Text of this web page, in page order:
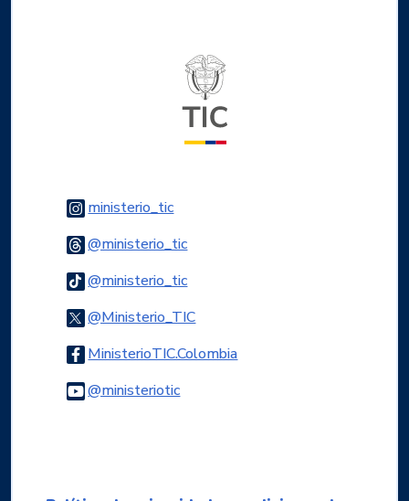
ministerio_ticLogo Instagram
@ministerio_ticLogo Threads
@ministerio_ticLogo Tiktok
@Ministerio_TICLogo Twitter
MinisterioTIC.ColombiaLogo Facebook
@ministerioticLogo Youtube